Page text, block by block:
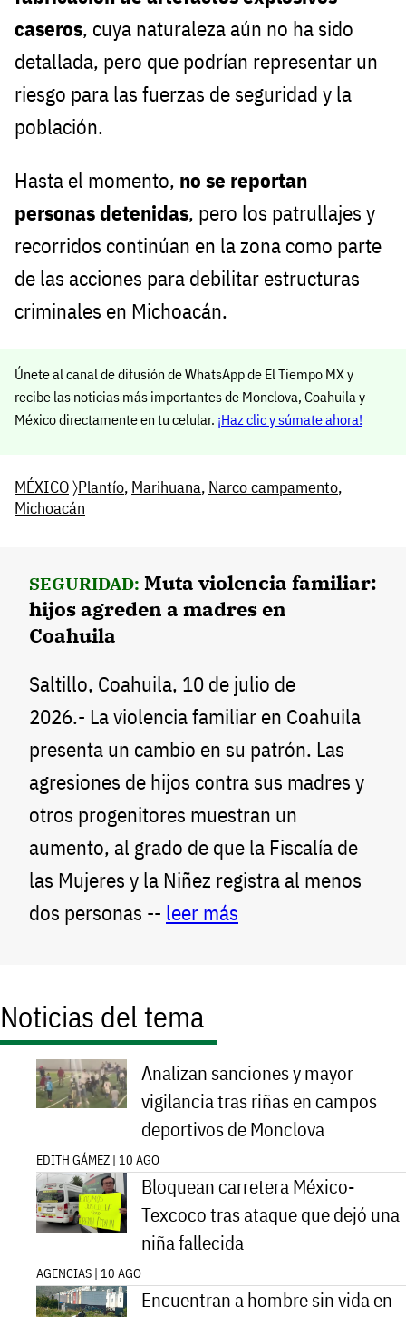
caseros, cuya naturaleza aún no ha sido
detallada, pero que podrían representar un
riesgo para las fuerzas de seguridad y la
población.
Hasta el momento, no se reportan
personas detenidas, pero los patrullajes y
recorridos continúan en la zona como parte
de las acciones para debilitar estructuras
criminales en Michoacán.
Únete al canal de difusión de WhatsApp de El Tiempo MX y
recibe las noticias más importantes de Monclova, Coahuila y
México directamente en tu celular. ¡Haz clic y súmate ahora!
MÉXICO〉Plantío, Marihuana, Narco campamento,
Michoacán
SEGURIDAD: Muta violencia familiar:
hijos agreden a madres en
Coahuila
Saltillo, Coahuila, 10 de julio de
2026.- La violencia familiar en Coahuila
presenta un cambio en su patrón. Las
agresiones de hijos contra sus madres y
otros progenitores muestran un
aumento, al grado de que la Fiscalía de
las Mujeres y la Niñez registra al menos
dos personas -- leer más
Noticias del tema
Analizan sanciones y mayor
vigilancia tras riñas en campos
deportivos de Monclova
EDITH GÁMEZ | 10 AGO
Bloquean carretera México-
Texcoco tras ataque que dejó una
niña fallecida
AGENCIAS | 10 AGO
Encuentran a hombre sin vida en